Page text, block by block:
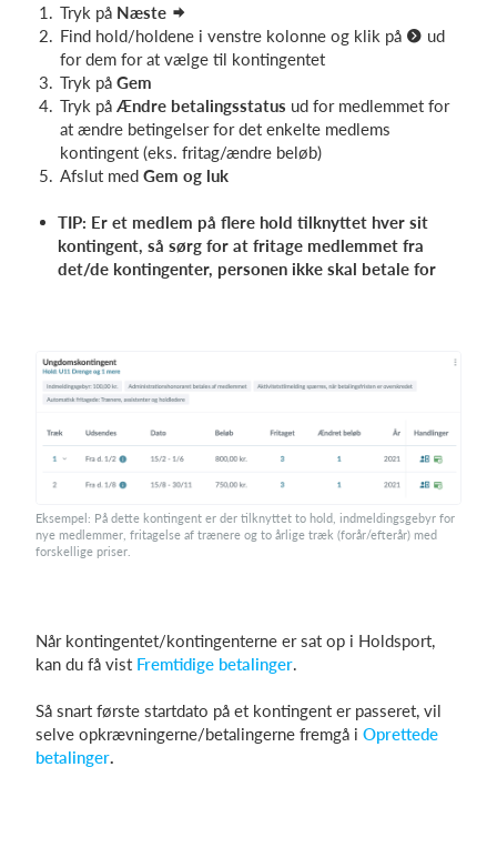
Tryk på Næste
Find hold/holdene i venstre kolonne og klik på
ud
for dem for at vælge til kontingentet
Tryk på Gem
Tryk på Ændre betalingsstatus ud for medlemmet for
at ændre betingelser for det enkelte medlems
kontingent (eks. fritag/ændre beløb)
Afslut med Gem og luk
TIP: Er et medlem på flere hold tilknyttet hver sit
kontingent, så sørg for at fritage medlemmet fra
det/de kontingenter, personen ikke skal betale for
Eksempel: På dette kontingent er der tilknyttet to hold, indmeldingsgebyr for
nye medlemmer, fritagelse af trænere og to årlige træk (forår/efterår) med
forskellige priser.
Når kontingentet/kontingenterne er sat op i Holdsport,
kan du få vist Fremtidige betalinger.
Så snart første startdato på et kontingent er passeret, vil
selve opkrævningerne/betalingerne fremgå i Oprettede
betalinger.